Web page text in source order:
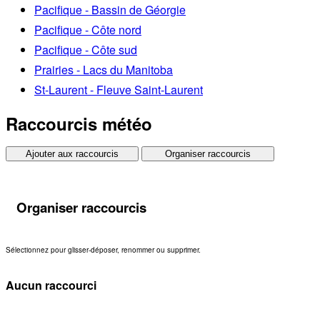
Pacifique - Bassin de Géorgie
Pacifique - Côte nord
Pacifique - Côte sud
Prairies - Lacs du Manitoba
St-Laurent - Fleuve Saint-Laurent
Raccourcis météo
Ajouter aux raccourcis Organiser raccourcis
Organiser raccourcis
Sélectionnez pour glisser-déposer, renommer ou supprimer.
Aucun raccourci